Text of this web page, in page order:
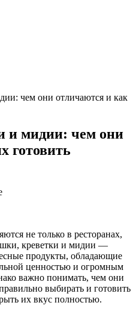
чем они отличаются и как
и мидии: чем они
готовить
не только в ресторанах,
креветки и мидии —
продукты, обладающие
ценностью и огромным
важно понимать, чем они
выбирать и готовить
их вкус полностью.